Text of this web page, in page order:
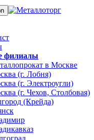
филиалы
в Москве
(г. Лобня)
(г. Электроугли)
(г. Чехов, Столбовая)
(Крейда)